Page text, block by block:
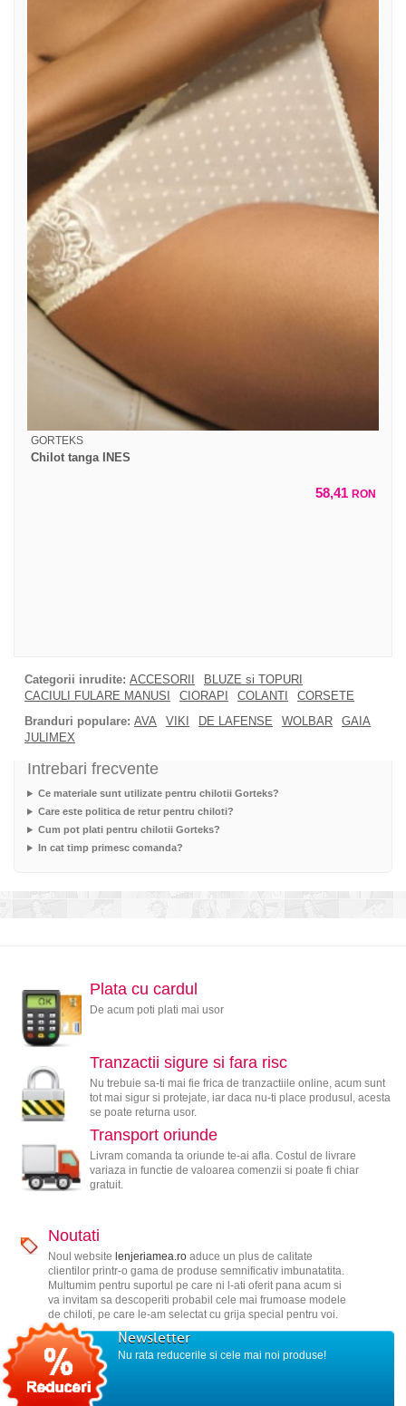
GORTEKS
Chilot tanga INES
58,41 RON
Categorii inrudite: ACCESORII
BLUZE si TOPURI
CACIULI FULARE MANUSI
CIORAPI COLANTI
CORSETE
Branduri populare: AVA VIKI DE LAFENSE WOLBAR
GAIA
JULIMEX
Intrebari frecvente
Ce materiale sunt utilizate pentru chilotii Gorteks?
Care este politica de retur pentru chiloti?
Cum pot plati pentru chilotii Gorteks?
In cat timp primesc comanda?
Plata cu cardul
De acum poti plati mai usor
Tranzactii sigure si fara risc
Nu trebuie sa-ti mai fie frica de tranzactiile online, acum sunt
tot mai sigur si protejate, iar daca nu-ti place produsul, acesta
se poate returna usor.
Transport oriunde
Livram comanda ta oriunde te-ai afla. Costul de livrare
variaza in functie de valoarea comenzii si poate fi chiar
gratuit.
Noutati
Noul website lenjeriamea.roaduce un plus de calitate
clientilor printr-o gama de produse semnificativ imbunatatita.
Multumim pentru suportul pe care ni l-ati oferit pana acum si
va invitam sa descoperiti probabil cele mai frumoase modele
de chiloti, pe care le-am selectat cu grija special pentru voi.
Newsletter
Nu rata reducerile si cele mai noi produse!